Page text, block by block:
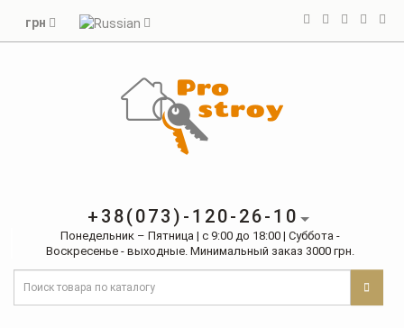
грн
+38(073)-120-26-10
Понедельник – Пятница | с 9:00 до 18:00 | Суббота -
Воскресенье - выходные. Минимальный заказ 3000 грн.